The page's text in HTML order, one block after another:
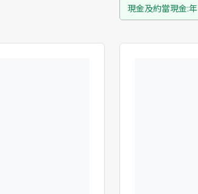
現金及約當現金:年